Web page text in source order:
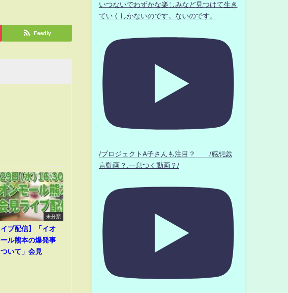
Feedly
未分類
イブ配信】「イオ
ル熊本の爆発事
いて」会見
いつないでわずかな楽しみなど見つけて生き
ていくしかないのです。ないのです。
/プロジェクトA子さんも注目？ /感想戯
言動画？.一息つく動画？/